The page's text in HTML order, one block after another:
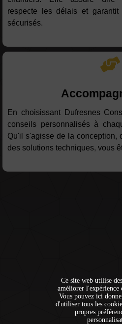
respecte les délais et
sécurisés.
En choisissant Dufresnes
conseils personnalisés à
Qu'il s'agisse de la conception,
des solutions techniques, vous
Ce site web utilise
améliorer l'expérience
Vous pouvez ici
d'utiliser tous les
propres